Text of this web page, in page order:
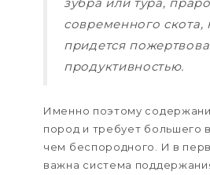
зубра или тура,
современного скота,
придется
продуктивностью.
Именно поэтому
пород и требует большего
чем беспородного. И в
важна система